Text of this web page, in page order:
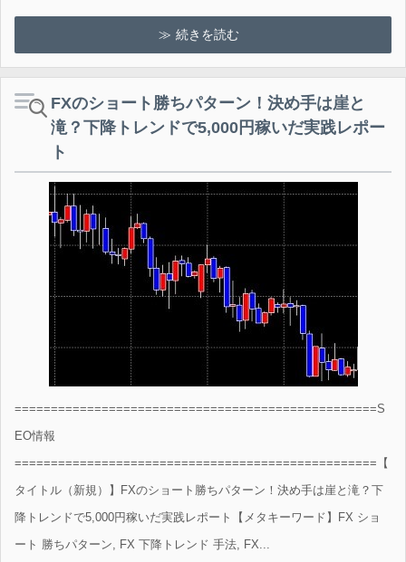
続きを読む
FXのショート勝ちパターン！決め手は崖と
滝？下降トレンドで5,000円稼いだ実践レポー
ト
==================================================S
EO情報
==================================================【
タイトル（新規）】FXのショート勝ちパターン！決め手は崖と滝？下
降トレンドで5,000円稼いだ実践レポート【メタキーワード】FX ショ
ート 勝ちパターン, FX 下降トレンド 手法, FX...